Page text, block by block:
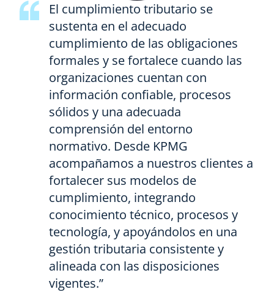
El cumplimiento tributario se
sustenta en el adecuado
cumplimiento de las obligaciones
formales y se fortalece cuando las
organizaciones cuentan con
información confiable, procesos
sólidos y una adecuada
comprensión del entorno
normativo. Desde KPMG
acompañamos a nuestros clientes a
fortalecer sus modelos de
cumplimiento, integrando
conocimiento técnico, procesos y
tecnología, y apoyándolos en una
gestión tributaria consistente y
alineada con las disposiciones
vigentes.”